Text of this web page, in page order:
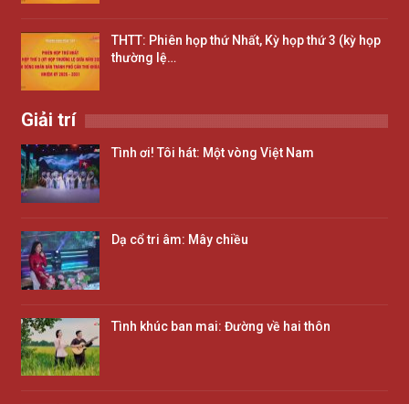
THTT: Phiên họp thứ Nhất, Kỳ họp thứ 3 (kỳ họp
thường lệ…
Giải trí
Tình ơi! Tôi hát: Một vòng Việt Nam
Dạ cổ tri âm: Mây chiều
Tình khúc ban mai: Đường về hai thôn